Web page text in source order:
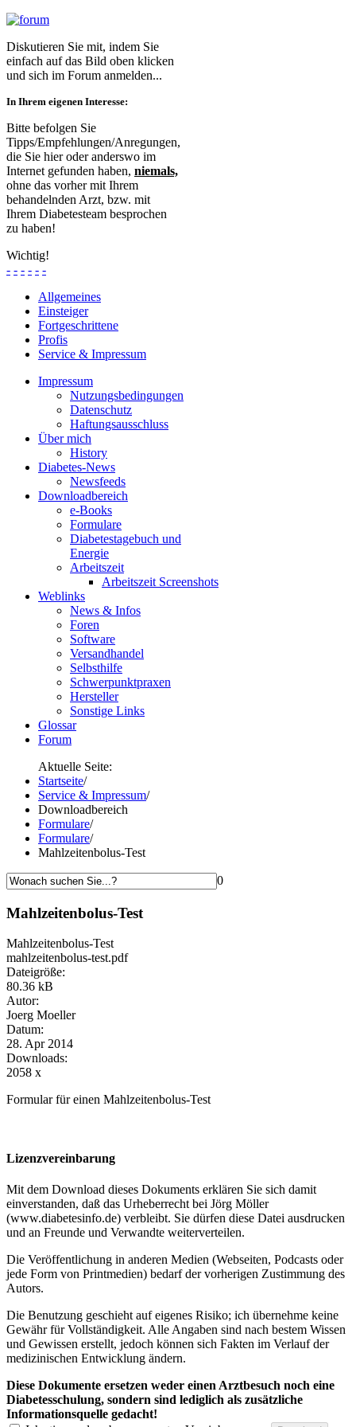
Diskutieren Sie mit, indem Sie
einfach auf das Bild oben klicken
und sich im Forum anmelden...
In Ihrem eigenen Interesse:
Bitte befolgen Sie
Tipps/Empfehlungen/Anregungen,
die Sie hier oder anderswo im
Internet gefunden haben, niemals,
ohne das vorher mit Ihrem
behandelnden Arzt, bzw. mit
Ihrem Diabetesteam besprochen
zu haben!
Wichtig!
- - - - - -
Allgemeines
Einsteiger
Fortgeschrittene
Profis
Service & Impressum
Impressum
Nutzungsbedingungen
Datenschutz
Haftungsausschluss
Über mich
History
Diabetes-News
Newsfeeds
Downloadbereich
e-Books
Formulare
Diabetestagebuch und
Energie
Arbeitszeit
Arbeitszeit Screenshots
Weblinks
News & Infos
Foren
Software
Versandhandel
Selbsthilfe
Schwerpunktpraxen
Hersteller
Sonstige Links
Glossar
Forum
Aktuelle Seite:
Startseite/
Service & Impressum/
Downloadbereich
Formulare/
Formulare/
Mahlzeitenbolus-Test
0
Mahlzeitenbolus-Test
Mahlzeitenbolus-Test
mahlzeitenbolus-test.pdf
Dateigröße:
80.36 kB
Autor:
Joerg Moeller
Datum:
28. Apr 2014
Downloads:
2058 x
Formular für einen Mahlzeitenbolus-Test
Lizenzvereinbarung
Mit dem Download dieses Dokuments erklären Sie sich damit
einverstanden, daß das Urheberrecht bei Jörg Möller
(www.diabetesinfo.de) verbleibt. Sie dürfen diese Datei ausdrucken
und an Freunde und Verwandte weiterverteilen.
Die Veröffentlichung in anderen Medien (Webseiten, Podcasts oder
jede Form von Printmedien) bedarf der vorherigen Zustimmung des
Autors.
Die Benutzung geschieht auf eigenes Risiko; ich übernehme keine
Gewähr für Vollständigkeit. Alle Angaben sind nach bestem Wissen
und Gewissen erstellt, jedoch können sich Fakten im Verlauf der
medizinischen Entwicklung ändern.
Diese Dokumente ersetzen weder einen Arztbesuch noch eine
Diabetesschulung, sondern sind lediglich als zusätzliche
Informationsquelle gedacht!